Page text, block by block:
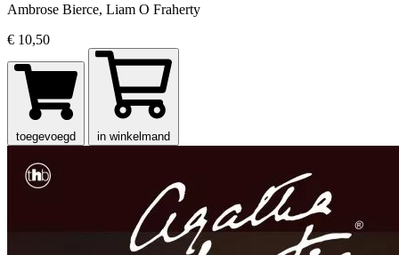
Ambrose Bierce, Liam O Fraherty
€ 10,50
toegevoegd in winkelmand